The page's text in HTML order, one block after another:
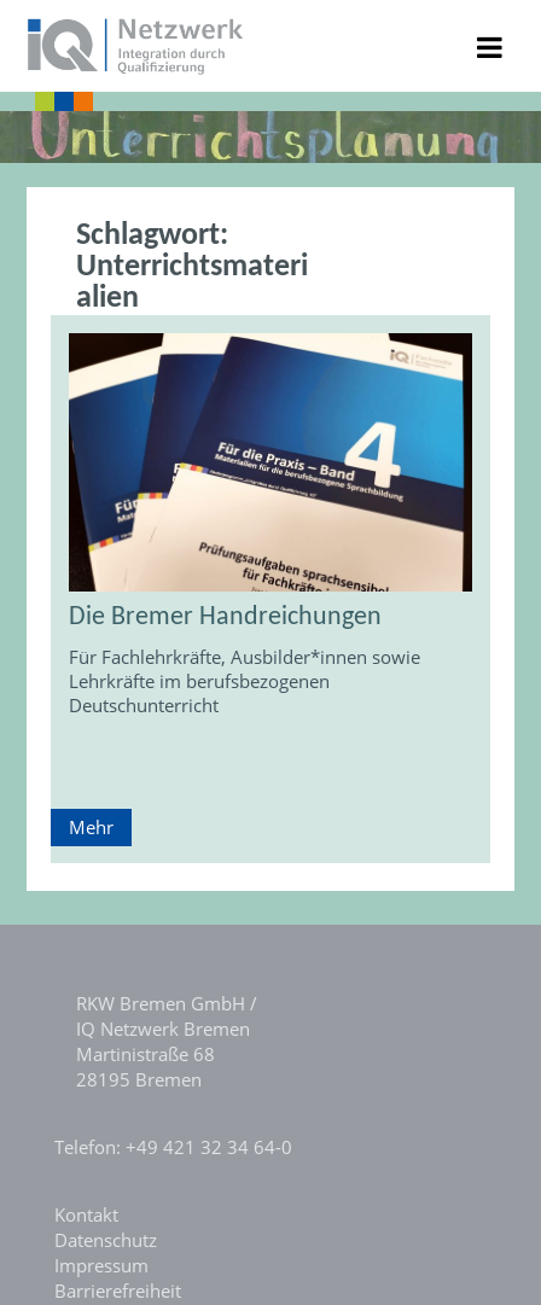
Schlagwort:
Unterrichtsmateri
alien
Die Bremer Handreichungen
Für Fachlehrkräfte, Ausbilder*innen sowie
Lehrkräfte im berufsbezogenen
Deutschunterricht
Mehr
RKW Bremen GmbH /
IQ Netzwerk Bremen
Martinistraße 68
28195 Bremen
Telefon: +49 421 32 34 64-0
Kontakt
Datenschutz
Impressum
Barrierefreiheit